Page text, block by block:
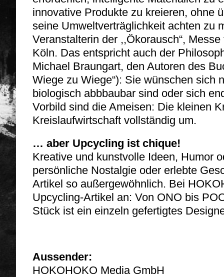
innovative Produkte zu kreieren, ohne
seine Umweltverträglichkeit achten zu
Veranstalterin der ,,Ökorausch“,
Köln. Das entspricht auch der
Michael Braungart, den Autoren des
Wiege zu Wiege“): Sie wünschen sich
biologisch abbbaubar sind oder sich
Vorbild sind die Ameisen: Die kleinen
Kreislaufwirtschaft vollständig um.
… aber Upcycling ist chique!
Kreative und kunstvolle Ideen, Humor
persönliche Nostalgie oder erlebte
Artikel so außergewöhnlich. Bei
Upcycling-Artikel an: Von ONO bis
Stück ist ein einzeln gefertigtes
Aussender:
HOKOHOKO Media GmbH